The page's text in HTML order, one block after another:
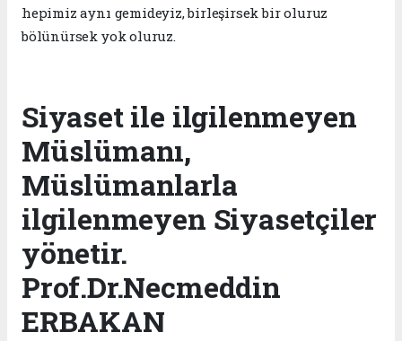
hepimiz aynı gemideyiz, birleşirsek bir oluruz
bölünürsek yok oluruz.
Siyaset ile ilgilenmeyen
Müslümanı,
Müslümanlarla
ilgilenmeyen Siyasetçiler
yönetir.
Prof.Dr.Necmeddin
ERBAKAN